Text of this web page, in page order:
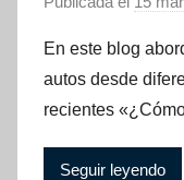
En este blog
autos desde
recientes
Seguir leyendo